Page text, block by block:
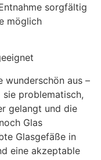
sorgfältig
möglich
wunderschön aus –
problematisch,
gelangt und die
Glas
Glasgefäße in
eine akzeptable